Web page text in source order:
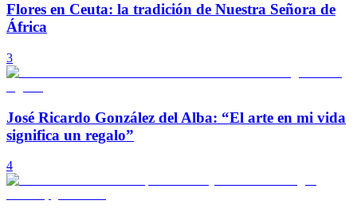
Flores en Ceuta: la tradición de Nuestra Señora de
África
3
José Ricardo González del Alba: “El arte en mi vida
significa un regalo”
4